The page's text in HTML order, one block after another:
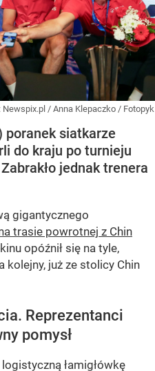
Newspix.pl / Anna Klepaczko / Fotopyk
poranek siatkarze
do kraju po turnieju
jednak trenera
gigantycznego
trasie powrotnej z Chin
opóźnił się na tyle,
kolejny, już ze stolicy Chin
Reprezentanci
pomysł
łamigłówkę